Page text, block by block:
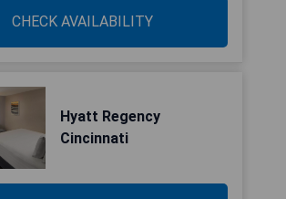
CHECK AVAILABILITY
Hyatt Regency
Cincinnati